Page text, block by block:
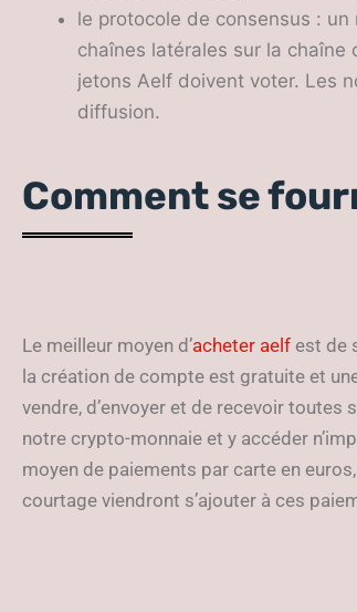
le protocole de consensus :
chaînes latérales sur la
jetons Aelf doivent voter. Les
diffusion.
Comment se
Le meilleur moyen d’acheter aelf est de
la création de compte est gratuite et
vendre, d’envoyer et de recevoir
notre crypto-monnaie et y accéder
moyen de paiements par carte en
courtage viendront s’ajouter à ces